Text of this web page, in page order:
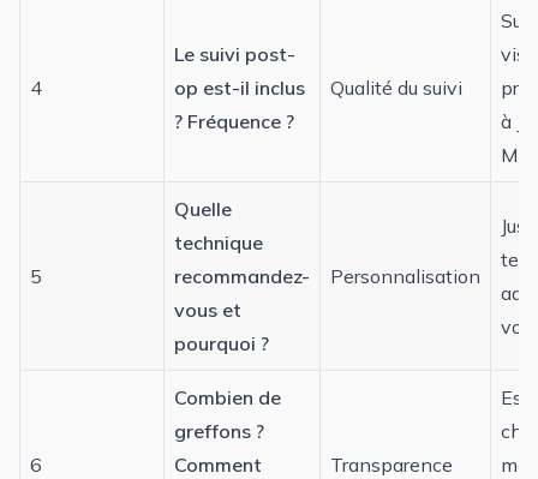
4
Le suivi post-
op est-il inclus
? Fréquence ?
Qualité du suivi
à
5
Quelle
technique
recommandez-
vous et
pourquoi ?
Personnalisation
6
Combien de
greffons ?
Comment
Transparence